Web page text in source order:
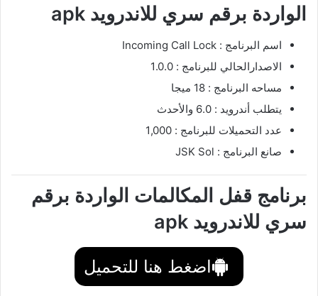
الواردة برقم سري للاندرويد apk
اسم البرنامج : Incoming Call Lock‏
الاصدارالحالي للبرنامج : 1.0.0
مساحه البرنامج : 18 ميجا
يتطلب أندرويد : 6.0 والأحدث
عدد التحميلات للبرنامج : 1,000
صانع البرنامج : JSK Sol
برنامج قفل المكالمات الواردة برقم
سري للاندرويد apk
اضغط هنا للتحميل